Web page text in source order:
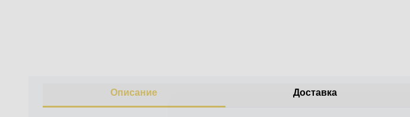
Описание Доставка